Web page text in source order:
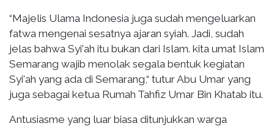
“Majelis Ulama Indonesia juga sudah mengeluarkan
fatwa mengenai sesatnya ajaran syiah. Jadi, sudah
jelas bahwa Syi'ah itu bukan dari Islam. kita umat Islam
Semarang wajib menolak segala bentuk kegiatan
Syi'ah yang ada di Semarang,“ tutur Abu Umar yang
juga sebagai ketua Rumah Tahfiz Umar Bin Khatab itu.
Antusiasme yang luar biasa ditunjukkan warga